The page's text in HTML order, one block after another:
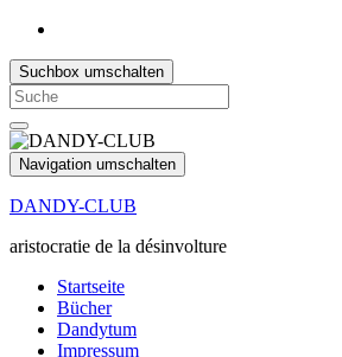
Suchbox umschalten
Search
for:
Navigation umschalten
DANDY-CLUB
aristocratie de la désinvolture
Startseite
Bücher
Dandytum
Impressum